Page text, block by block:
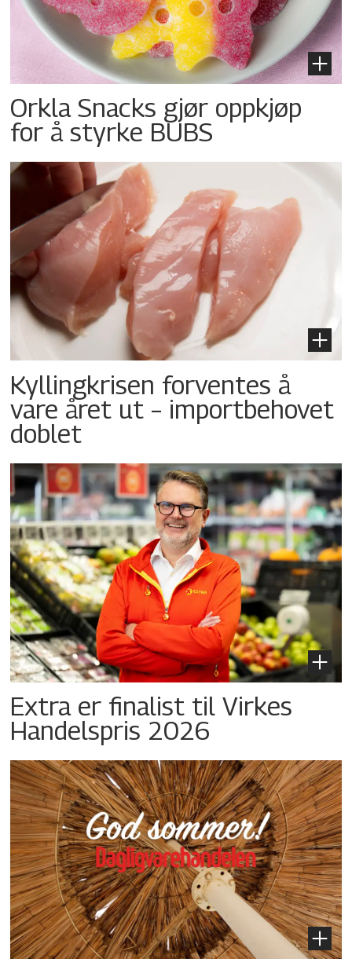
Orkla Snacks gjør oppkjøp
for å styrke BUBS
Kyllingkrisen forventes å
vare året ut – importbehovet
doblet
Extra er finalist til Virkes
Handelspris 2026